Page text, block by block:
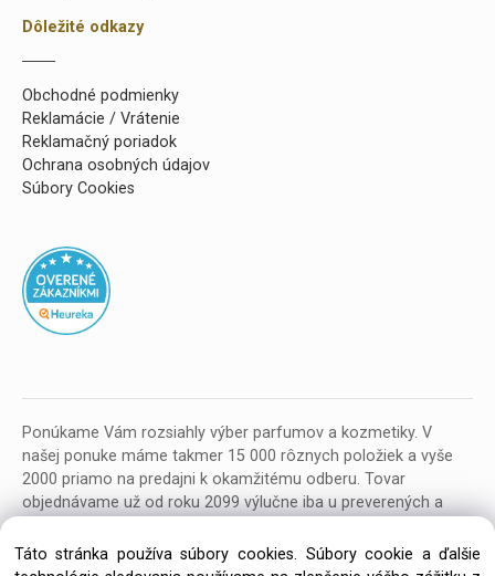
Dôležité odkazy
Obchodné podmienky
Reklamácie / Vrátenie
Reklamačný poriadok
Ochrana osobných údajov
Súbory Cookies
Ponúkame Vám rozsiahly výber parfumov a kozmetiky. V
našej ponuke máme takmer 15 000 rôznych položiek a vyše
2000 priamo na predajni k okamžitému odberu. Tovar
objednávame už od roku 2099 výlučne iba u preverených a
Táto stránka používa súbory cookies. Súbory cookie a ďalšie